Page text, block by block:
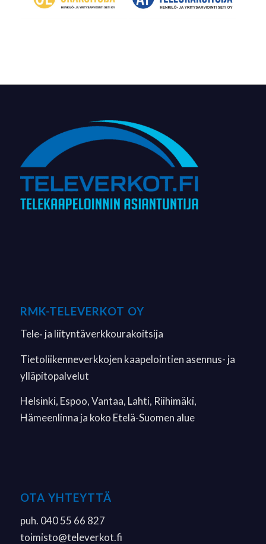
RMK-TELEVERKOT OY
Tele‐ ja liityntäverkkourakoitsija
Tietoliikenneverkkojen kaapelointien asennus- ja
ylläpitopalvelut
Helsinki, Espoo, Vantaa, Lahti, Riihimäki,
Hämeenlinna ja koko Etelä-Suomen alue
OTA YHTEYTTÄ
puh. 040 55 66 827
toimisto@televerkot.fi